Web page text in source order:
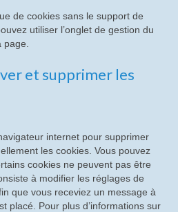
de cookies sans le support de
utiliser l’onglet de gestion du
et supprimer les
internet pour supprimer
les cookies. Vous pouvez
cookies ne peuvent pas être
à modifier les réglages de
que vous receviez un message à
placé. Pour plus d’informations sur